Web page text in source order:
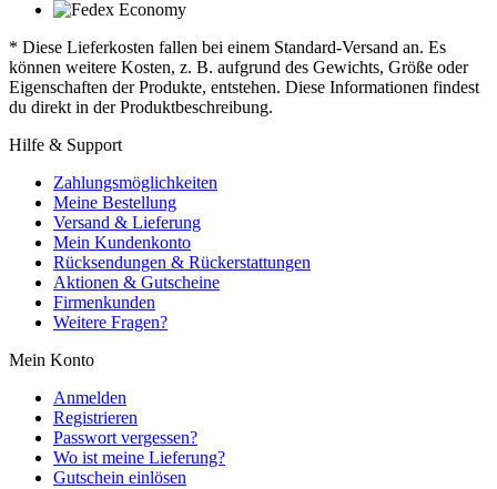
* Diese Lieferkosten fallen bei einem Standard-Versand an. Es
können weitere Kosten, z. B. aufgrund des Gewichts, Größe oder
Eigenschaften der Produkte, entstehen. Diese Informationen findest
du direkt in der Produktbeschreibung.
Hilfe & Support
Zahlungsmöglichkeiten
Meine Bestellung
Versand & Lieferung
Mein Kundenkonto
Rücksendungen & Rückerstattungen
Aktionen & Gutscheine
Firmenkunden
Weitere Fragen?
Mein Konto
Anmelden
Registrieren
Passwort vergessen?
Wo ist meine Lieferung?
Gutschein einlösen